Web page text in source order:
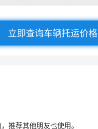
立即查询车辆托运价格
推荐其他朋友也使用。